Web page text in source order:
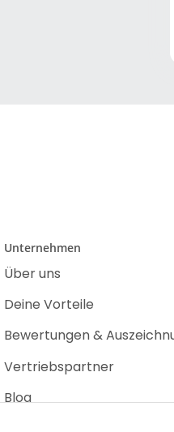
Unternehmen
Über uns
Deine Vorteile
Bewertungen &
Vertriebspartner
Blog